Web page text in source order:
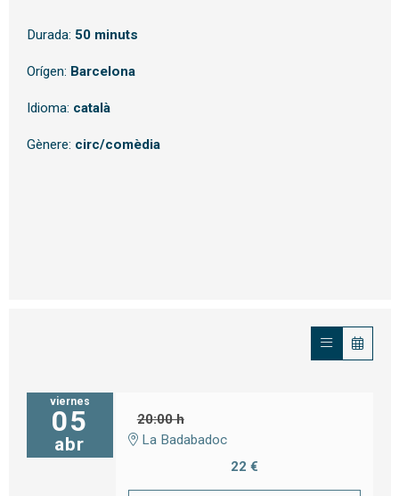
Durada: 50 minuts
Orígen: Barcelona
Idioma: català
Gènere: circ/comèdia
viernes
05
abr
20:00 h
La Badabadoc
22 €